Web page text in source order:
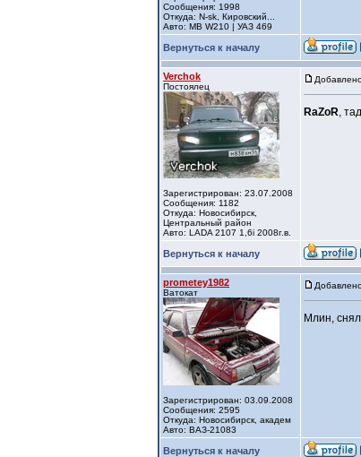
Сообщения: 1998
Откуда: N-sk, Кировский...
Авто: MB W210 | УАЗ 469
Вернуться к началу
Verchok
Постоялец
Зарегистрирован: 23.07.2008
Сообщения: 1182
Откуда: Новосибирск,
Центральный район
Авто: LADA 2107 1,6i 2008г.в.
RaZoR,
Вернуться к началу
prometey1982
Ватокат
Зарегистрирован: 03.09.2008
Сообщения: 2595
Откуда: Новосибирск, академ
Авто: ВАЗ-21083
Млин,
Вернуться к началу